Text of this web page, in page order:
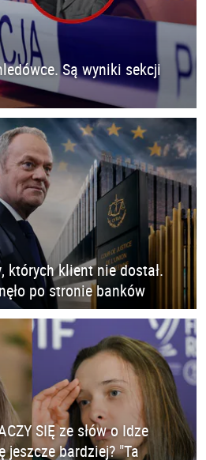
Są wyniki sekcji
których klient nie dostał.
po stronie banków
SIĘ ze słów o Idze
jeszcze bardziej? "Ta